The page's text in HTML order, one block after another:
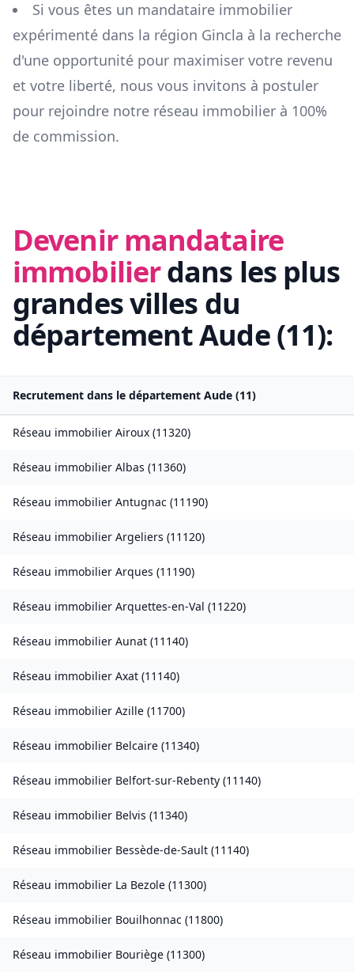
Si vous êtes un mandataire immobilier
expérimenté dans la région Gincla à la recherche
d'une opportunité pour maximiser votre revenu
et votre liberté, nous vous invitons à postuler
pour rejoindre notre réseau immobilier à 100%
de commission.
Devenir mandataire
immobilierdans les plus
grandes villes du
départementAude(11):
Recrutement dans le département Aude (11)
Réseau immobilier Airoux (11320)
Réseau immobilier Albas (11360)
Réseau immobilier Antugnac (11190)
Réseau immobilier Argeliers (11120)
Réseau immobilier Arques (11190)
Réseau immobilier Arquettes-en-Val (11220)
Réseau immobilier Aunat (11140)
Réseau immobilier Axat (11140)
Réseau immobilier Azille (11700)
Réseau immobilier Belcaire (11340)
Réseau immobilier Belfort-sur-Rebenty (11140)
Réseau immobilier Belvis (11340)
Réseau immobilier Bessède-de-Sault (11140)
Réseau immobilier La Bezole (11300)
Réseau immobilier Bouilhonnac (11800)
Réseau immobilier Bouriège (11300)